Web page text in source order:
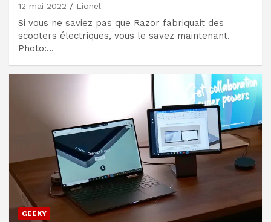
12 mai 2022 Lionel
Si vous ne saviez pas que Razor fabriquait des
scooters électriques, vous le savez maintenant.
Photo:…
GEEKY